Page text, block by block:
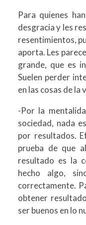
Para quienes
desgracia y les
resentimientos,
aporta. Les
grande, que es
Suelen perder
en las cosas de la
-Por la
sociedad, nada
por resultados.
prueba de que
resultado es la
hecho algo,
correctamente.
obtener
ser buenos en lo